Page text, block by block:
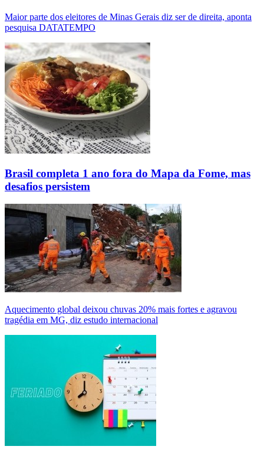
Maior parte dos eleitores de Minas Gerais diz ser de direita, aponta
pesquisa DATATEMPO
Brasil completa 1 ano fora do Mapa da Fome, mas
desafios persistem
Aquecimento global deixou chuvas 20% mais fortes e agravou
tragédia em MG, diz estudo internacional